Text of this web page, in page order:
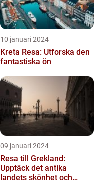
10 januari 2024
Kreta Resa: Utforska den
fantastiska ön
09 januari 2024
Resa till Grekland:
Upptäck det antika
landets skönhet och